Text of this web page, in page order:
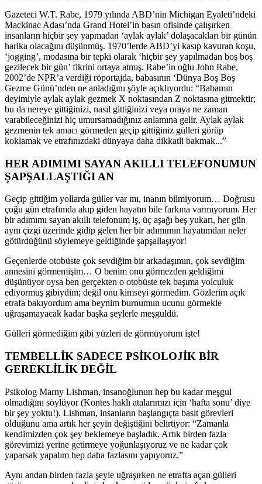
Gazeteci W.T. Rabe, 1979 yılında ABD’nin Michigan Eyaleti’ndeki
Mackinac Adası’nda Grand Hotel’in basın ofisinde çalışırken
insanların hiçbir şey yapmadan ‘aylak aylak’ dolaşacakları bir günün
harika olacağını düşünmüş. 1970’lerde ABD’yi kasıp kavuran koşu,
‘jogging’, modasına bir tepki olarak ‘hiçbir şey yapılmadan boş boş
gezilecek bir gün’ fikrini ortaya atmış. Rabe’in oğlu John Rabe,
2002’de NPR’a verdiği röportajda, babasının ‘Dünya Boş Boş
Gezme Günü’nden ne anladığını şöyle açıklıyordu: “Babamın
deyimiyle aylak aylak gezmek X noktasından Z noktasına gitmektir;
bu da nereye gittiğinizi, nasıl gittiğinizi veya oraya ne zaman
varabileceğinizi hiç umursamadığınız anlamına gelir. Aylak aylak
gezmenin tek amacı görmeden geçip gittiğiniz gülleri görüp
koklamak ve etrafınızdaki dünyaya daha dikkatli bakmak...”
HER ADIMIMI SAYAN AKILLI TELEFONUMUN
ŞAPŞALLAŞTIĞI AN
Geçip gittiğim yollarda güller var mı, inanın bilmiyorum… Doğrusu
çoğu gün etrafımda akıp giden hayatın bile farkına varmıyorum. Her
bir adımımı sayan akıllı telefonum iş, üç aşağı beş yukarı, her gün
aynı çizgi üzerinde gidip gelen her bir adımımın hayatımdan neler
götürdüğünü söylemeye geldiğinde şapşallaşıyor!
Geçenlerde otobüste çok sevdiğim bir arkadaşımın, çok sevdiğim
annesini görmemişim… O benim onu görmezden geldiğimi
düşünüyor oysa ben gerçekten o otobüste tek başıma yolculuk
ediyormuş gibiydim; değil onu kimseyi görmedim. Gözlerim açık
etrafa bakıyordum ama beynim burnumun ucunu görmekle
uğraşamayacak kadar başka şeylerle meşguldü.
Gülleri görmediğim gibi yüzleri de görmüyorum işte!
TEMBELLİK SADECE PSİKOLOJİK BİR
GEREKLİLİK DEĞİL
Psikolog Marny Lishman, insanoğlunun hep bu kadar meşgul
olmadığını söylüyor (Kontes haklı atalarımızı için ‘hafta sonu’ diye
bir şey yoktu!). Lishman, insanların başlangıçta basit görevleri
olduğunu ama artık her şeyin değiştiğini belirtiyor: “Zamanla
kendimizden çok şey beklemeye başladık. Artık birden fazla
görevimizi yerine getirmeye yoğunlaşıyoruz ve ne kadar çok
yaparsak yapalım hep daha fazlasını yapıyoruz.”
Aynı andan birden fazla şeyle uğraşırken ne etrafta açan gülleri